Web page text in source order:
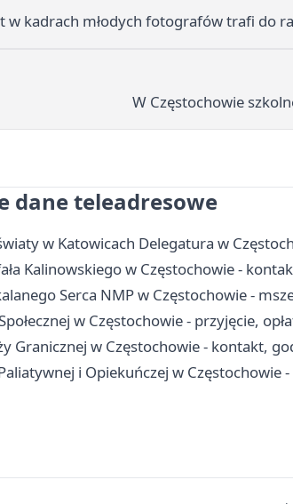
w kadrach młodych fotografów trafi do
W Częstochowie
dane teleadresowe
w Katowicach Delegatura w
Kalinowskiego w Częstochowie -
Serca NMP w Częstochowie -
w Częstochowie - przyjęcie,
Granicznej w Częstochowie - kontakt,
i Opiekuńczej w Częstochowie